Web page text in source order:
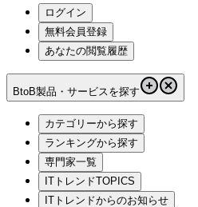
ログイン
無料会員登録
あなたの閲覧履歴
BtoB製品・サービスを探す
カテゴリーから探す
ランキングから探す
専門家一覧
ITトレンドTOPICS
ITトレンドからのお知らせ